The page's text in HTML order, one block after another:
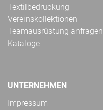
Textilbedruckung
Vereinskollektionen
Teamausrüstung anfragen
Kataloge
UNTERNEHMEN
Impressum